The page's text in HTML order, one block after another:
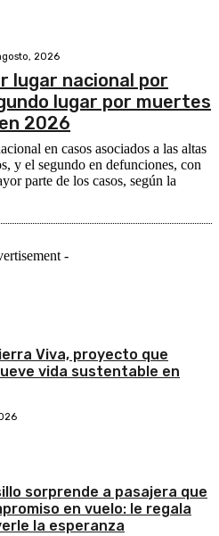
2026
lugar nacional por
lugar por muertes
2026
en casos asociados a las altas
y el segundo en defunciones, con
parte de los casos, según la
-
Viva, proyecto que
vida sustentable en
sorprende a pasajera que
en vuelo: le regala
la esperanza